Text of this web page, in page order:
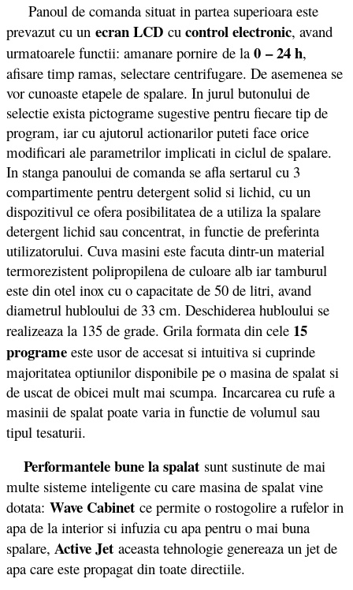
Panoul de comanda situat in partea superioara este
prevazut cu un ecran LCD cu control electronic, avand
urmatoarele functii: amanare pornire de la 0 – 24 h,
afisare timp ramas, selectare centrifugare. De asemenea se
vor cunoaste etapele de spalare. In jurul butonului de
selectie exista pictograme sugestive pentru fiecare tip de
program, iar cu ajutorul actionarilor puteti face orice
modificari ale parametrilor implicati in ciclul de spalare.
In stanga panoului de comanda se afla sertarul cu 3
compartimente pentru detergent solid si lichid, cu un
dispozitivul ce ofera posibilitatea de a utiliza la spalare
detergent lichid sau concentrat, in functie de preferinta
utilizatorului. Cuva masini este facuta dintr-un material
termorezistent polipropilena de culoare alb iar tamburul
este din otel inox cu o capacitate de 50 de litri, avand
diametrul hubloului de 33 cm. Deschiderea hubloului se
realizeaza la 135 de grade. Grila formata din cele 15
programe este usor de accesat si intuitiva si cuprinde
majoritatea optiunilor disponibile pe o masina de spalat si
de uscat de obicei mult mai scumpa. Incarcarea cu rufe a
masinii de spalat poate varia in functie de volumul sau
tipul tesaturii.
Performantele bune la spalat sunt sustinute de mai
multe sisteme inteligente cu care masina de spalat vine
dotata: Wave Cabinet ce permite o rostogolire a rufelor in
apa de la interior si infuzia cu apa pentru o mai buna
spalare, Active Jet aceasta tehnologie genereaza un jet de
apa care este propagat din toate directiile.